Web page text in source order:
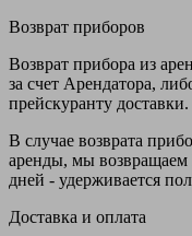
Возврат приборов
Возврат прибора из
за счет Арендатора,
прейскуранту доставки.
В случае возврата
аренды, мы
дней - удерживается
Доставка и оплата